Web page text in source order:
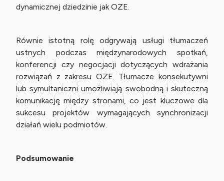
dynamicznej dziedzinie jak OZE.
Równie istotną rolę odgrywają usługi tłumaczeń
ustnych podczas międzynarodowych spotkań,
konferencji czy negocjacji dotyczących wdrażania
rozwiązań z zakresu OZE. Tłumacze konsekutywni
lub symultaniczni umożliwiają swobodną i skuteczną
komunikację między stronami, co jest kluczowe dla
sukcesu projektów wymagających synchronizacji
działań wielu podmiotów.
Podsumowanie